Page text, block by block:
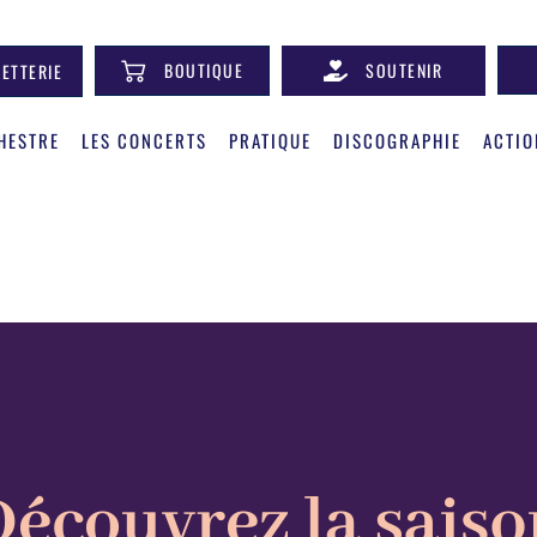
BOUTIQUE SOUTENIR
LES CONCERTS PRATIQUE DISCOGRAPHIE